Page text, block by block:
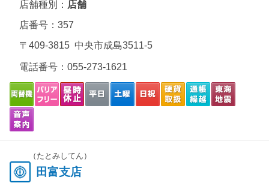
店舗種別： 店舗
店番号：357
〒409-3815 中央市成島3511-5
電話番号： 055-273-1621
（たとみしてん）
田富支店